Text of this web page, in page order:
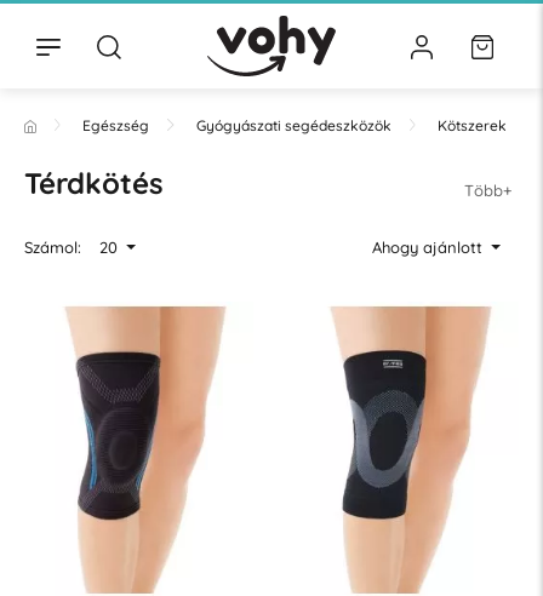
Egészség Gyógyászati segédeszközök Kötszerek
Térdkötés Több+
Számol: 20 Ahogy ajánlott